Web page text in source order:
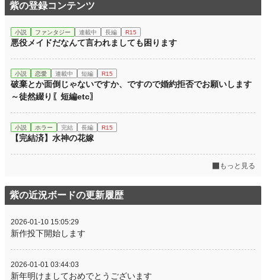
紫の登録コンテンツ
小説 ファンタジー 連載中 長編 R15
悪役メイドだなんて言われましても困ります
小説 恋愛 連載中 短編 R15
破棄とか面倒じゃないですか、ですので婚約拒否でお願いします
～徒然綴り〖短編etc〗
小説 ホラー 完結 長編 R15
【完結済】水神の花嫁
もっと見る
紫の近況ボードの更新履歴
2026-01-10 15:05:29
新作投下開始します
2026-01-01 03:44:03
新年明けましておめでとうございます